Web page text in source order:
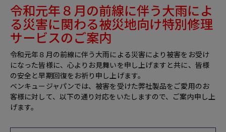
令和元年８月の前線に伴う大雨によ
る災害に関わる被災地向け特別修理
サービスのご案内
令和元年８月の前線に伴う大雨による災害により被害をお受け
になった皆様に、心よりお見舞いを申し上げますと共に、皆様
の安全と早期回復をお祈り申し上げます。
ベンキュージャパンでは、被害を受けた弊社製品をご愛用のお
客様に対して、以下の通り対応をいたしますので、ご案内申し上
げます。